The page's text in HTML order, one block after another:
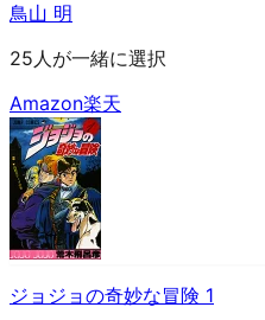
鳥山 明
25人が一緒に選択
Amazon楽天
ジョジョの奇妙な冒険 1